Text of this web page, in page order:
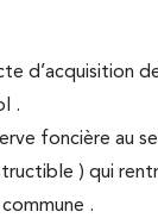
d’acquisition
.
foncière au
) qui
.